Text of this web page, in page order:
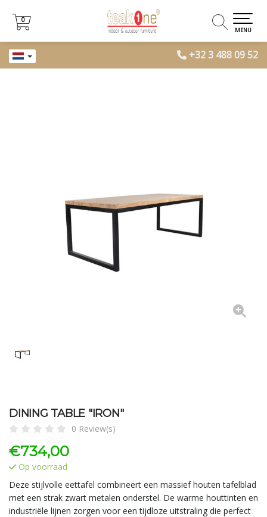
+32 3 488 09 52
0
0
MENU
DINING TABLE "IRON"
0 Review(s)
€734,00
Op voorraad
Deze stijlvolle eettafel combineert een massief houten tafelblad
met een strak zwart metalen onderstel. De warme houttinten en
industriële lijnen zorgen voor een tijdloze uitstraling die perfect